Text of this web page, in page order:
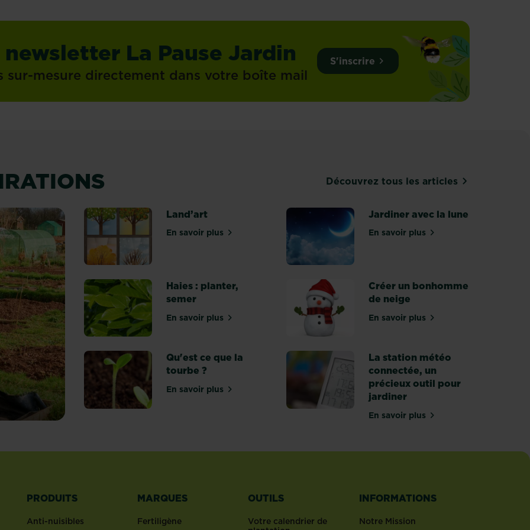
La Pause Jardin
sur-mesure directement dans votre boîte mail
S'inscrire
Découvrez tous les articles
Land’art
En savoir plussur Land’art
Jardiner avec la lune
En savoir plussur Jardiner avec la lune
Haies : planter,
semer
En savoir plussur Haies : planter, semer
Créer un bonhomme
de neige
En savoir plussur Créer un bonhomme de
Qu'est ce que la
tourbe ?
En savoir plussur Qu'est ce que la tourbe ?
La station météo
connectée, un
précieux outil pour
jardiner
En savoir plussur La station météo
PRODUITS
Anti-nuisibles
MARQUES
Fertiligène
OUTILS
Votre calendrier de
INFORMATIONS
Notre Mission